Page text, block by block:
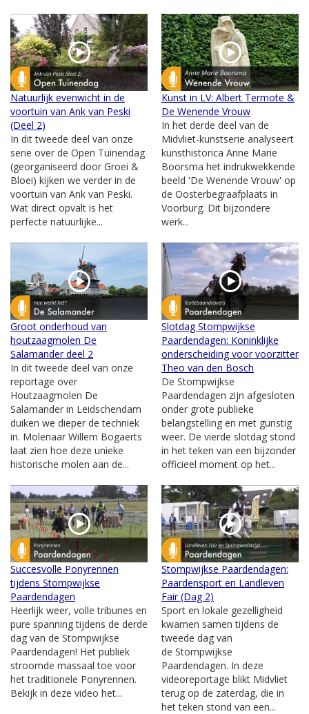
Natuurlijk evenwicht in de
voortuin van Ank van Peski
(Deel 2)
In dit tweede deel van onze
serie over de Open Tuinendag
(georganiseerd door Groei &
Bloei) kijken we verder in de
voortuin van Ank van Peski.
Wat direct opvalt is het
perfecte natuurlijke...
Kunst in LV: Albert Termote &
De Wenende Vrouw
In het derde deel van de
Midvliet-kunstserie analyseert
kunsthistorica Anne Marie
Boorsma het indrukwekkende
beeld 'De Wenende Vrouw' op
de Oosterbegraafplaats in
Voorburg. Dit bijzondere
werk...
Groot onderhoud van
houtzaagmolen De
Salamander deel 2
In dit tweede deel van onze
reportage over
Houtzaagmolen De
Salamander in Leidschendam
duiken we dieper de techniek
in. Molenaar Willem Bogaerts
laat zien hoe deze unieke
historische molen aan de...
Slotdag Stompwijkse
Paardendagen: Koninklijke
onderscheiding voor voorzitter
Theo van den Bosch
De Stompwijkse
Paardendagen zijn afgesloten
onder grote publieke
belangstelling en met gunstig
weer. De vierde slotdag stond
in het teken van een bijzonder
officieel moment op het...
Succesvolle Ponyrennen
tijdens Stompwijkse
Paardendagen
Heerlijk weer, volle tribunes en
pure spanning tijdens de derde
dag van de Stompwijkse
Paardendagen! Het publiek
stroomde massaal toe voor
het traditionele Ponyrennen.
Bekijk in deze video het...
Stompwijkse Paardendagen:
Paardensport en Landleven
Fair (Dag 2)
Sport en lokale gezelligheid
kwamen samen tijdens de
tweede dag van
de Stompwijkse
Paardendagen. In deze
videoreportage blikt Midvliet
terug op de zaterdag, die in
het teken stond van een...